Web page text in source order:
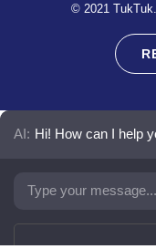
© 2021
AI: Hi! How can I help